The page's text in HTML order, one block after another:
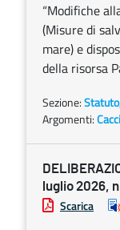
“Modifiche
(Misure di
mare) e
della risorsa
Sezione:
Argomenti:
luglio 2026,
Scarica